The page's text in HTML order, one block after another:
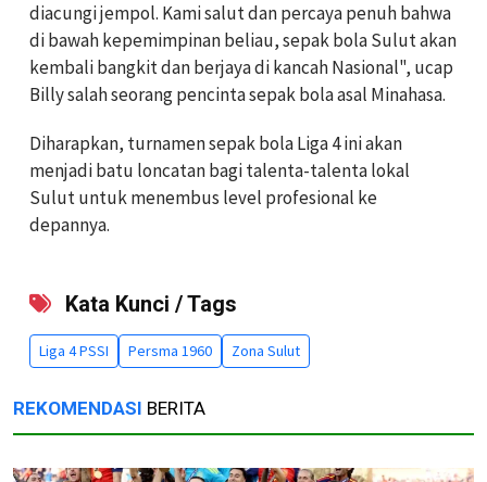
diacungi jempol. Kami salut dan percaya penuh bahwa
di bawah kepemimpinan beliau, sepak bola Sulut akan
kembali bangkit dan berjaya di kancah Nasional", ucap
Billy salah seorang pencinta sepak bola asal Minahasa.
Diharapkan, turnamen sepak bola Liga 4 ini akan
menjadi batu loncatan bagi talenta-talenta lokal
Sulut untuk menembus level profesional ke
depannya.
Kata Kunci / Tags
Liga 4 PSSI Persma 1960 Zona Sulut
REKOMENDASI BERITA